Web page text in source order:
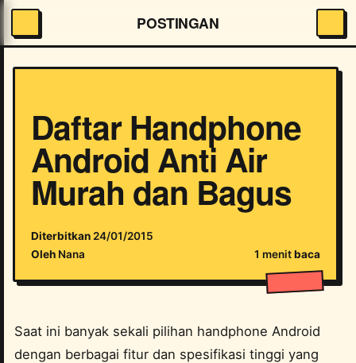
POSTINGAN
Daftar Handphone
Android Anti Air
Murah dan Bagus
Diterbitkan 24/01/2015
Oleh Nana 1 menitbaca
Saat ini banyak sekali pilihan handphone Android
dengan berbagai fitur dan spesifikasi tinggi yang